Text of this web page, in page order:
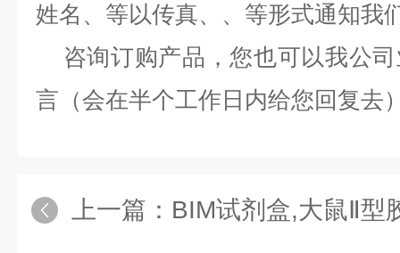
姓名、等以传真、、等形式通知我
咨询订购产品，您也可以我公
言（会在半个工作日内给您回复去
上一篇： BIM试剂盒,大鼠Ⅱ型胶原C